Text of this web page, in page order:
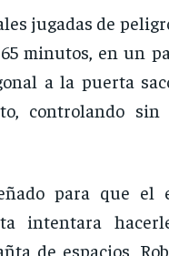
jugadas de
minutos, en un
a la puerta
controlando sin
para que el
intentara
de espacios,